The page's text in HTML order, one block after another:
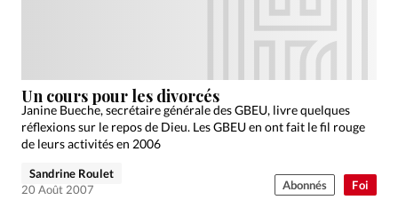
Foi
Un cours pour les divorcés
Janine Bueche, secrétaire générale des GBEU, livre quelques
réflexions sur le repos de Dieu. Les GBEU en ont fait le fil rouge
de leurs activités en 2006
Sandrine Roulet
20 Août 2007
Abonnés